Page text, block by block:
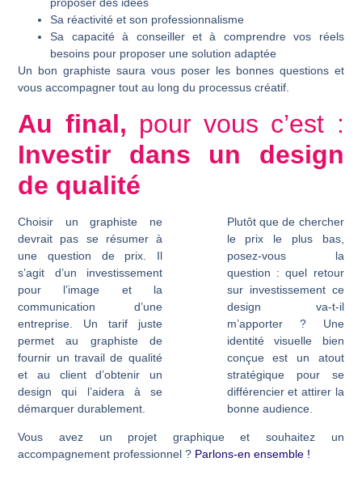
proposer des idées
Sa réactivité et son professionnalisme
Sa capacité à conseiller et à comprendre vos réels
besoins pour proposer une solution adaptée
Un bon graphiste saura vous poser les bonnes questions et
vous accompagner tout au long du processus créatif.
Au final, pour vous c’est :
Investir dans un design
de qualité
Choisir un graphiste ne
devrait pas se résumer à
une question de prix. Il
s’agit d’un investissement
pour l’image et la
communication d’une
entreprise. Un tarif juste
permet au graphiste de
fournir un travail de qualité
et au client d’obtenir un
design qui l’aidera à se
démarquer durablement.
Plutôt que de chercher
le prix le plus bas,
posez-vous la
question : quel retour
sur investissement ce
design va-t-il
m’apporter ? Une
identité visuelle bien
conçue est un atout
stratégique pour se
différencier et attirer la
bonne audience.
Vous avez un projet graphique et souhaitez un
accompagnement professionnel ? Parlons-en ensemble !